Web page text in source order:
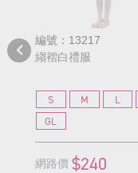
編號：13217
縐褶白禮服
S M L
GL
網路價 $240